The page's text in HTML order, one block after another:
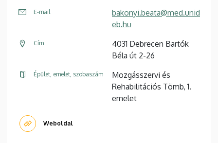
E-mail
bakonyi.beata@med.unid
eb.hu
Cím
4031 Debrecen Bartók
Béla út 2-26
Épület, emelet, szobaszám
Mozgásszervi és
Rehabilitációs Tömb, 1.
emelet
Weboldal